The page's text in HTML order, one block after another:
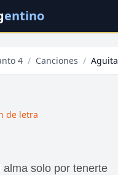
entino
4 / Canciones / Aguita
de letra
solo por tenerte